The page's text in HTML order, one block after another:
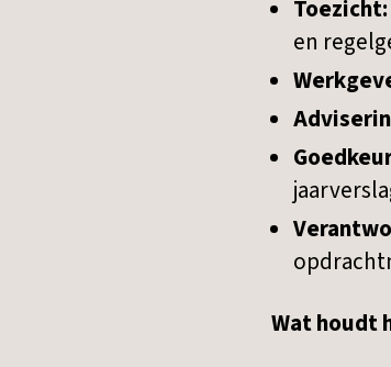
Toezicht:
en
Wat houdt